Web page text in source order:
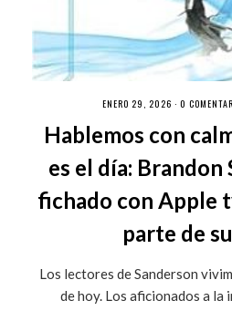
ENERO 29, 2026 · 0
Hablemos con
es el día: Brandon
fichado con Apple
parte de
Los lectores de Sanderson
de hoy. Los aficionados a la